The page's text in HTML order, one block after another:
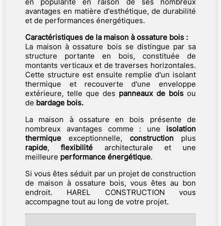
avantages en matière d'esthétique, de durabilité
et de performances énergétiques.
Caractéristiques de la maison à ossature bois :
La maison à ossature bois se distingue par sa
structure portante en bois, constituée de
montants verticaux et de traverses horizontales.
Cette structure est ensuite remplie d'un isolant
thermique et recouverte d'une enveloppe
extérieure, telle que des panneaux de boisou
de bardage bois.
La maison à ossature en bois présente de
nombreux avantages comme : une isolation
thermique exceptionnelle, constructionplus
rapide,flexibilité architecturale et une
meilleure performance énergétique.
Si vous êtes séduit par un projet de construction
de maison à ossature bois, vous êtes au bon
endroit. HAREL CONSTRUCTION vous
accompagne tout au long de votre projet.